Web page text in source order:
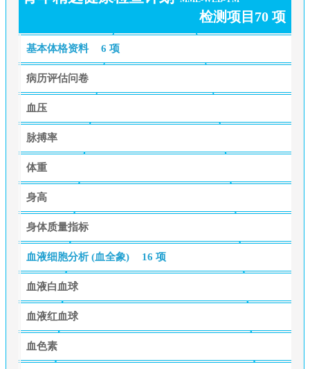
检测项目70 项
基本体格资料 6 项
病历评估问卷
血压
脉搏率
体重
身高
身体质量指标
血液细胞分析 (血全象) 16 项
血液白血球
血液红血球
血色素